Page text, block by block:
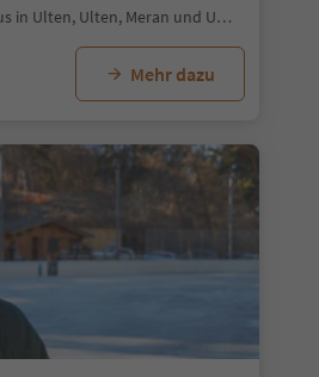
St. Nikolaus in Ulten, Ulten, Meran und Umgebung
Mehr dazu